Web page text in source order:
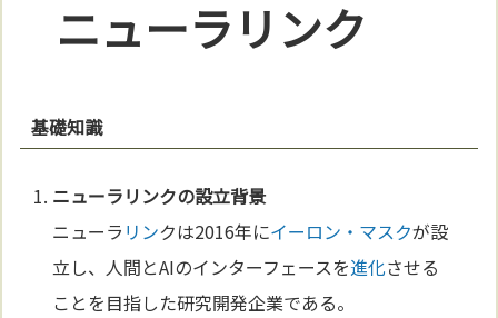
ニューラリンク
基礎知識
ニューラリンクの設立背景
ニューラ リンクは2016年にイーロン・マスクが設
立し、人間とAIのインターフェースを進化させる
ことを目指した研究開発企業である。